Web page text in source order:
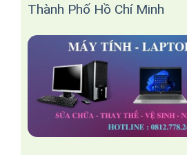
Thành Phố Hồ Chí Minh